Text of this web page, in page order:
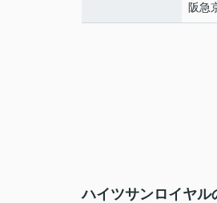
阪急
ハイツサンロイヤル